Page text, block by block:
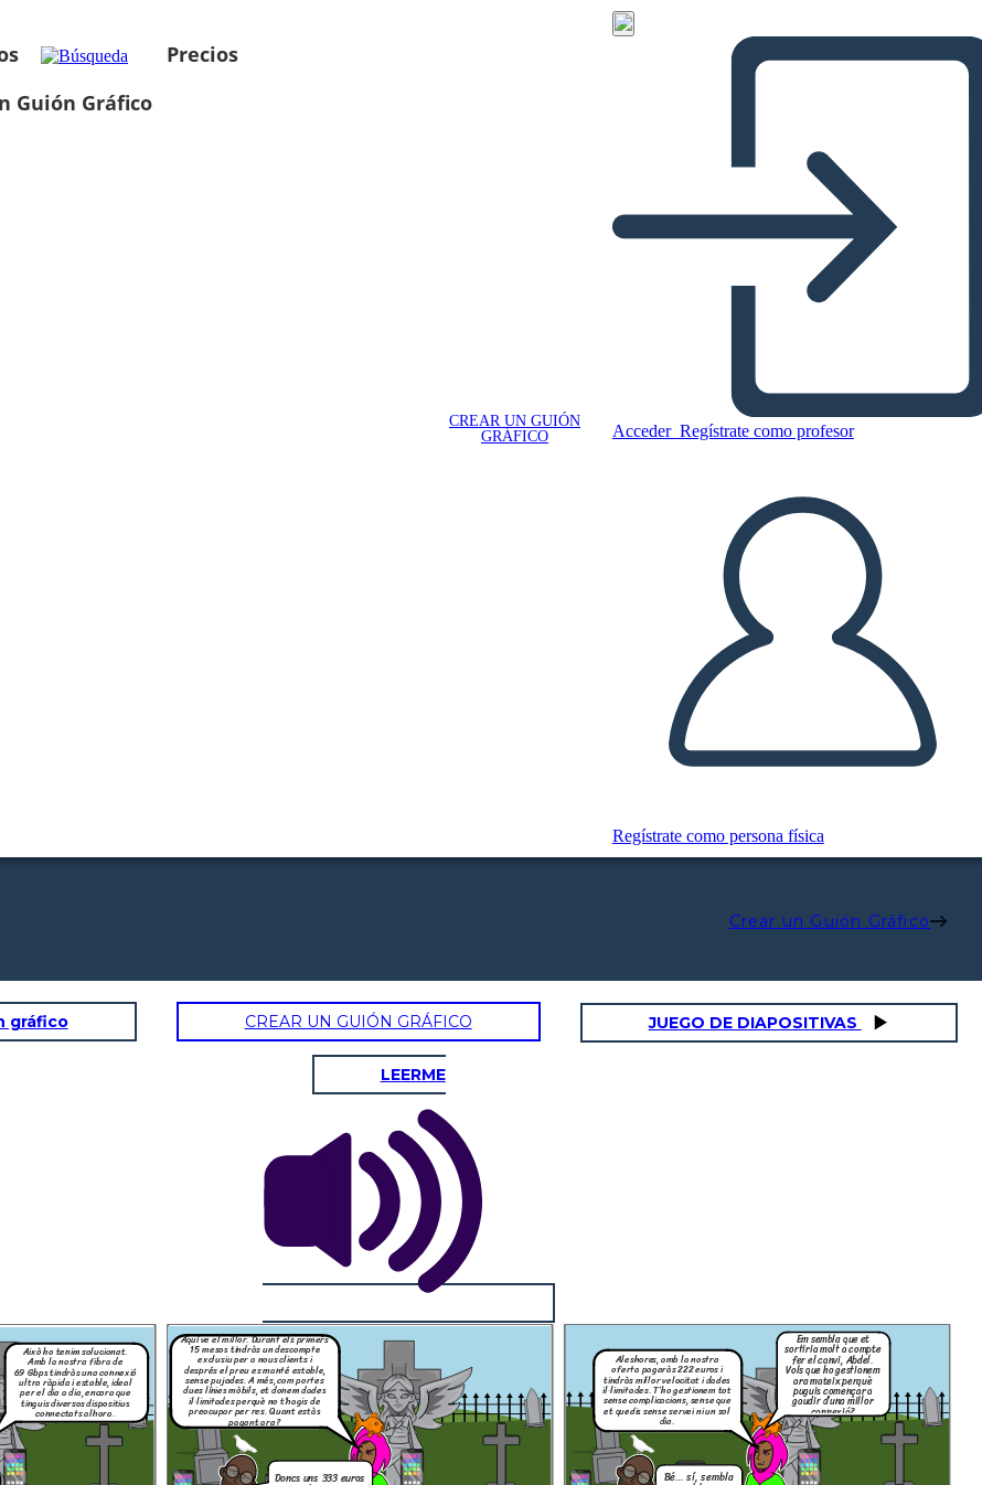
Precios
Guión Gráfico
CREAR UN GUIÓN
GRÁFICO
Acceder Regístrate como profesor
Regístrate como persona física
Crear un Guión Gráfico
connexió?
et
compte
a
millor
gráfico CREAR UN GUIÓN GRÁFICO JUEGO DE DIAPOSITIVAS
LEERME
Doncs uns 333 euros
Aquí ve el millor. Durant els primers
15 mesos tindràs un descompte
exclusiu per a nous clients i
després el preu es manté estable,
sense pujades. A més, com portes
dues línies mòbils, et donem dades
il·limitades perquè no t’hagis de
preocupar per res. Quant estàs
pagant ara?
Bé… sí, sembla
Aleshores, amb la nostra
oferta pagaràs 222 euros i
tindràs millor velocitat i dades
il·limitades. T’ho gestionem tot
sense complicacions, sense que
et quedis sense servei ni un sol
dia.
Em sembla que et
sortiria molt a compte
fer el canvi, Abdel.
Vols que ho gestionem
ara mateix perquè
puguis començar a
gaudir d’una millor
connexió?
Això ho tenim solucionat.
Amb la nostra fibra de
69 Gbps tindràs una connexió
ultra ràpida i estable, ideal
per el dia a dia, encara que
tinguis diversos dispositius
connectats alhora.